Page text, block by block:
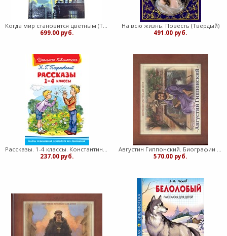
Когда мир становится цветным (Твердый)
699.00 руб.
На всю жизнь. Повесть (Твердый)
491.00 руб.
Рассказы. 1-4 классы. Константин Паустовский (Твердый)
237.00 руб.
Августин Гиппонский. Биографии христиан для детей (Твердый)
570.00 руб.